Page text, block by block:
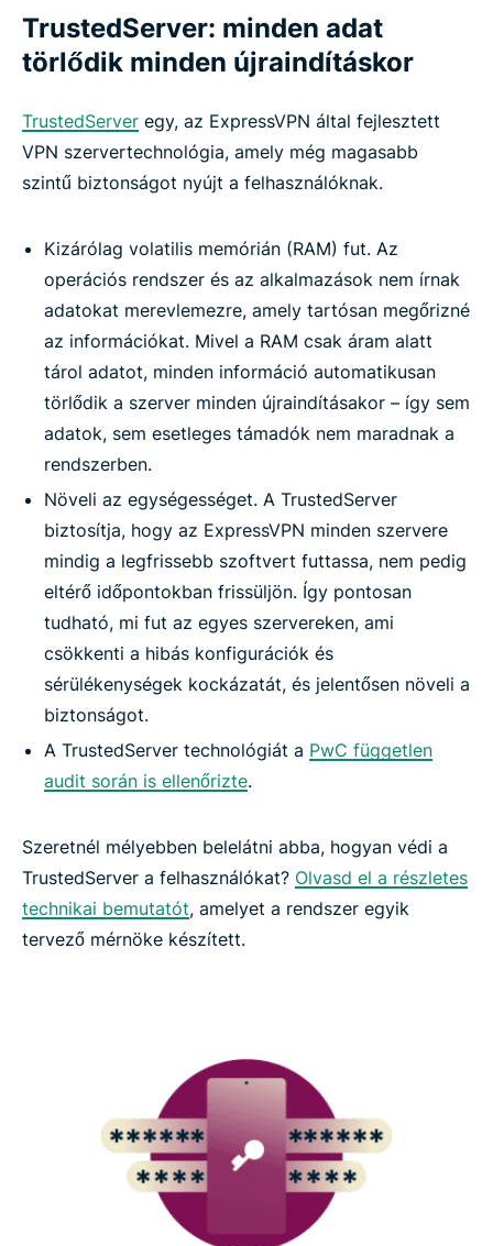
TrustedServer: minden adat
törlődik minden újraindításkor
TrustedServer egy, az ExpressVPN által fejlesztett
VPN szervertechnológia, amely még magasabb
szintű biztonságot nyújt a felhasználóknak.
Kizárólag volatilis memórián (RAM) fut. Az
operációs rendszer és az alkalmazások nem írnak
adatokat merevlemezre, amely tartósan megőrizné
az információkat. Mivel a RAM csak áram alatt
tárol adatot, minden információ automatikusan
törlődik a szerver minden újraindításakor – így sem
adatok, sem esetleges támadók nem maradnak a
rendszerben.
Növeli az egységességet. A TrustedServer
biztosítja, hogy az ExpressVPN minden szervere
mindig a legfrissebb szoftvert futtassa, nem pedig
eltérő időpontokban frissüljön. Így pontosan
tudható, mi fut az egyes szervereken, ami
csökkenti a hibás konfigurációk és
sérülékenységek kockázatát, és jelentősen növeli a
biztonságot.
A TrustedServer technológiát a PwC független
audit során is ellenőrizte.
Szeretnél mélyebben belelátni abba, hogyan védi a
TrustedServer a felhasználókat? Olvasd el a részletes
technikai bemutatót, amelyet a rendszer egyik
tervező mérnöke készített.